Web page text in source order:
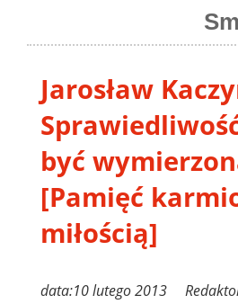
Jarosław
być
[Pamięć
miłością]
data:10 lutego 2013